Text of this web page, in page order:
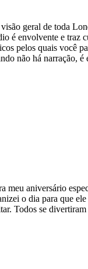
geral de toda
é envolvente e traz
pelos quais você
não há narração, é
meu aniversário
o dia para que ele
Todos se